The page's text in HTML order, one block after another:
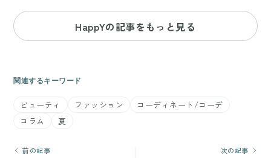
HappYの記事をもっと見る
関連するキーワード
ビューティ ファッション
コーディネート/コーデ
コラム
夏
前の記事 次の記事